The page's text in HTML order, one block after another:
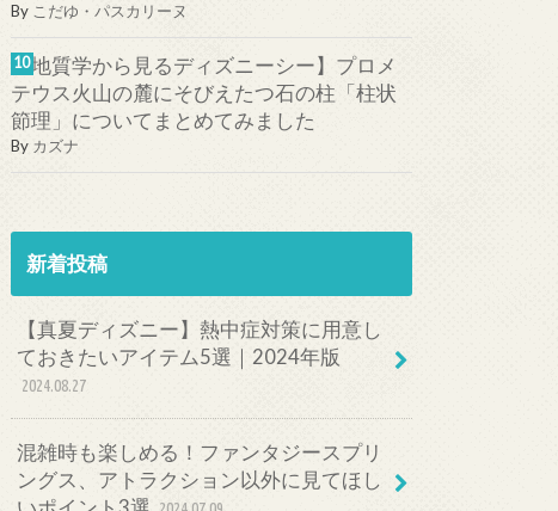
By こだゆ・パスカリーヌ
【地質学から見るディズニーシー】プロメ
テウス火山の麓にそびえたつ石の柱「柱状
節理」についてまとめてみました
By カズナ
新着投稿
【真夏ディズニー】熱中症対策に用意し
ておきたいアイテム5選｜2024年版
2024.08.27
混雑時も楽しめる！ファンタジースプリ
ングス、アトラクション以外に見てほし